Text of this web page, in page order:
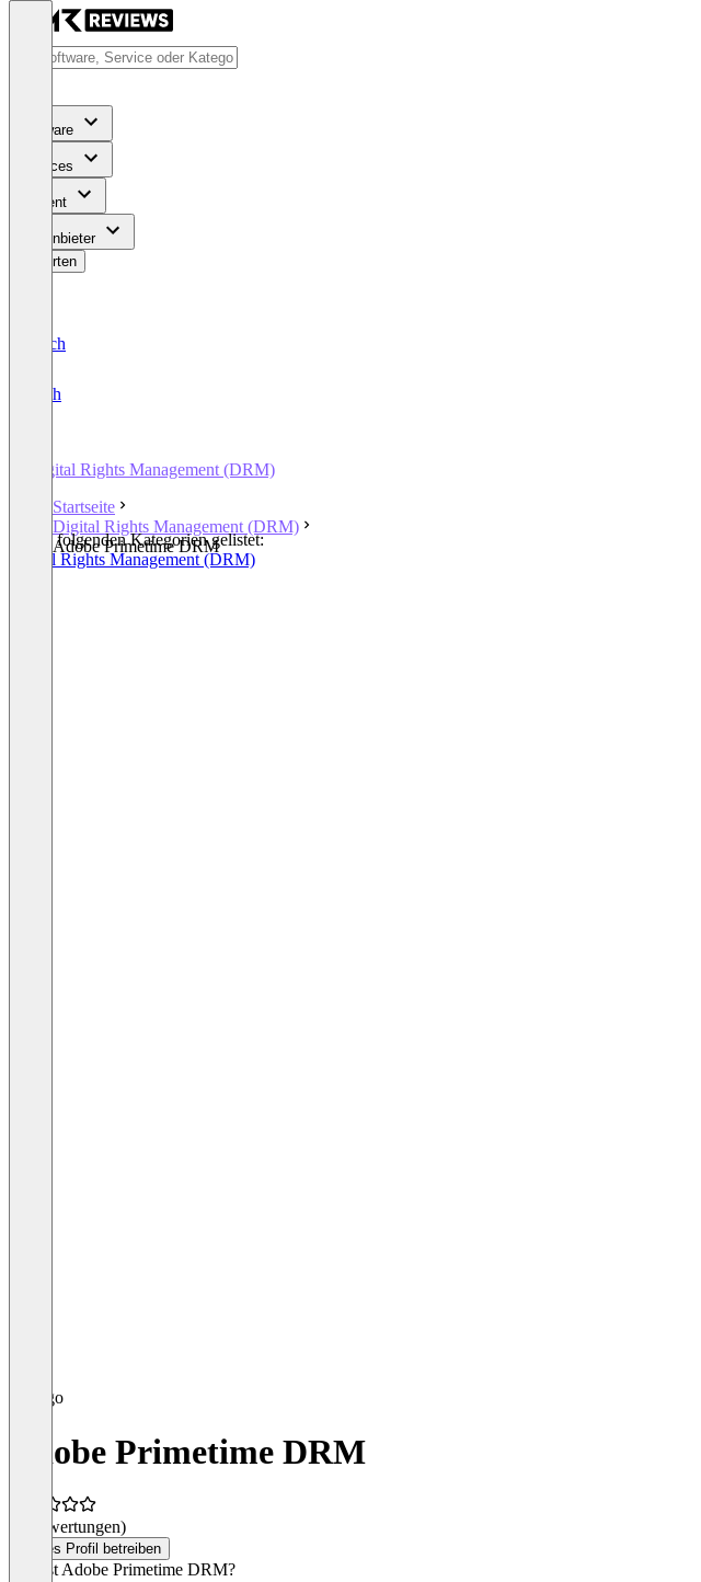
Software
Services
Content
Für Anbieter
Bewerten
Deutsch
English
Digital Rights Management (DRM)
Startseite
Digital Rights Management (DRM)
Adobe Primetime DRM
In den folgenden Kategorien gelistet:
Digital Rights Management (DRM)
Adobe Primetime DRM
(0 Bewertungen)
Dieses Profil betreiben
Was ist Adobe Primetime DRM?